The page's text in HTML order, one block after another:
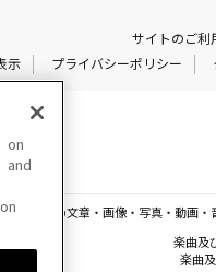
サイトのご利
示
プライバシーポリシー
いる一切の文章・画像・写真・動画
楽曲及
楽曲
on